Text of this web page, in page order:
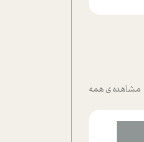
مشاهده ی همه